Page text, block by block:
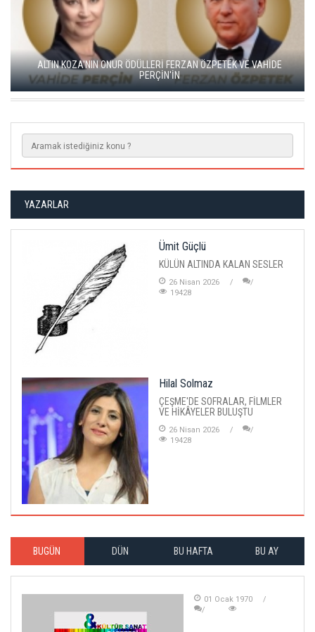
GO TÜRKİYE MİNİ DİZİLERİNİN YENİ ROTASI DOĞU KARADENİZ
OLDU
YAZARLAR
Ümit Güçlü
KÜLÜN ALTINDA KALAN SESLER
26 Nisan 2026
19428
Hilal Solmaz
ÇEŞME'DE SOFRALAR, FİLMLER
VE HİKÂYELER BULUŞTU
26 Nisan 2026
19428
BUGÜN DÜN BU HAFTA BU AY
01 Ocak 1970